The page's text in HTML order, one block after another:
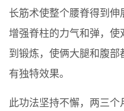
长筋术使整个腰脊得到
增强脊柱的力气和弹，
到锻炼，使俩大腿和腹
有独特效果。
此功法坚持不懈，两三